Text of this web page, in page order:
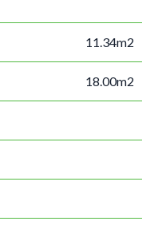
11.34m2
18.00m2